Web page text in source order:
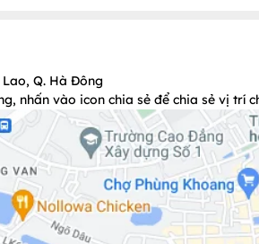
Lao, Q. Hà Đông
nhấn vào icon chia sẻ để chia sẻ vị trí